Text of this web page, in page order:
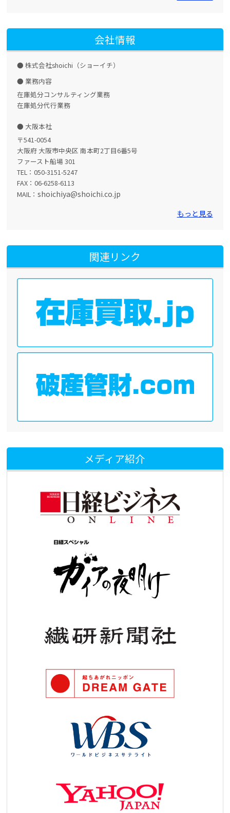
会社情報
株式会社shoichi（ショーイチ）
業務内容
在庫処分コンサルティング業務
在庫処分代行業務
大阪本社
〒541-0054
大阪府 大阪市中央区 南本町2丁目6番5号
ファースト船場 301
TEL：050-3151-5247
FAX：06-6258-6113
MAIL：shoichiya@shoichi.co.jp
もっと見る
関連リンク
メディア紹介